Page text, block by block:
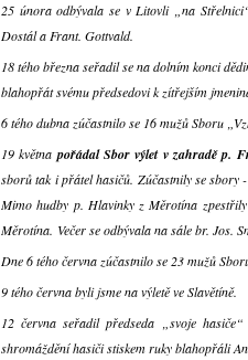
25 února odbývala se v Litovli „na
Dostál a Frant. Gottvald.
18 tého března seřadil se na dolním konci
blahopřát svému předsedovi k zítřejším
6 tého dubna zúčastnilo se 16 mužů Sboru
19 května pořádal Sbor výlet v zahradě p.
sborů tak i přátel hasičů. Zúčastnily se sbory
Mimo hudby p. Hlavinky z Měrotína
Měrotína. Večer se odbývala na sále br. Jos.
Dne 6 tého června zúčastnilo se 23 mužů
9 tého června byli jsme na výletě ve Slavětíně.
12 června seřadil předseda „svoje
shromáždění hasiči stiskem ruky blahopřáli